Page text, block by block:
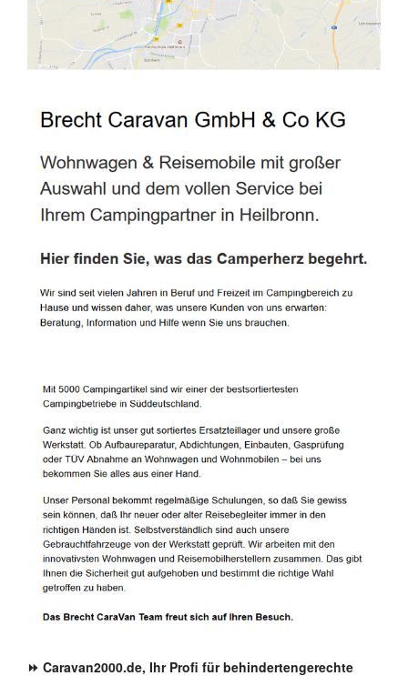
⏩ Caravan2000.de, Ihr Profi für behindertengerechte